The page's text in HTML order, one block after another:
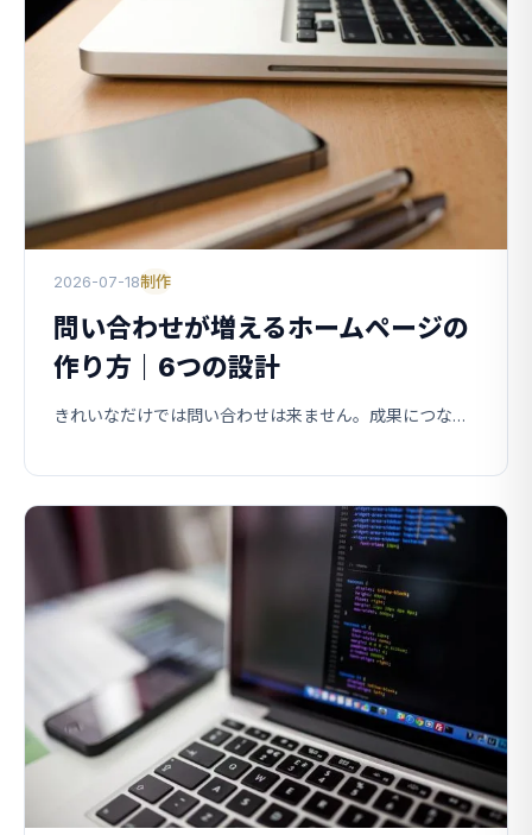
2026-07-18制作
問い合わせが増えるホームページの
作り方｜6つの設計
きれいなだけでは問い合わせは来ません。成果につながるホームページに共通する「設計」を、6つのステップで解説します。